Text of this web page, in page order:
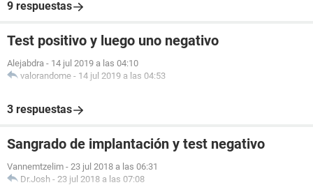
9 respuestas
Test positivo y luego uno negativo
Alejabdra - 14 jul 2019 a las 04:10
valorandome - 14 jul 2019 a las 04:53
3 respuestas
Sangrado de implantación y test negativo
Vannemtzelim - 23 jul 2018 a las 06:31
Dr.Josh - 23 jul 2018 a las 07:08